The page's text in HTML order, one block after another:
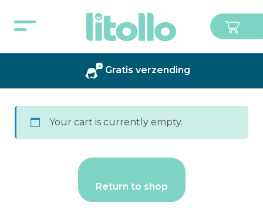
Gratis verzending
Your cart is currently empty.
Return to shop